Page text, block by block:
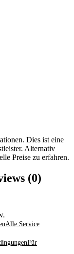
Dies ist eine
Alternativ
Preise zu erfahren.
(0)
Alle Service
Für